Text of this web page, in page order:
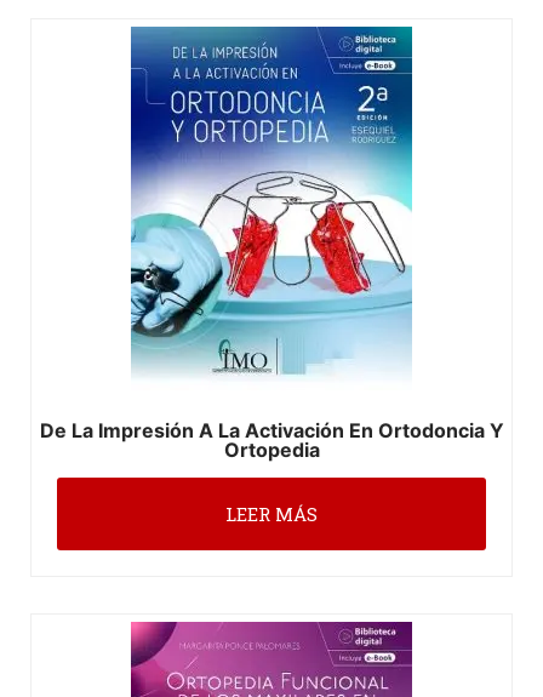
De La Impresión A La Activación En Ortodoncia Y
Ortopedia
LEER MÁS